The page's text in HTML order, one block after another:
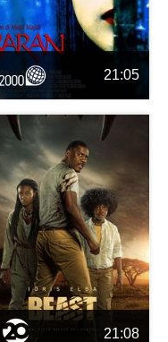
21:05
21:08